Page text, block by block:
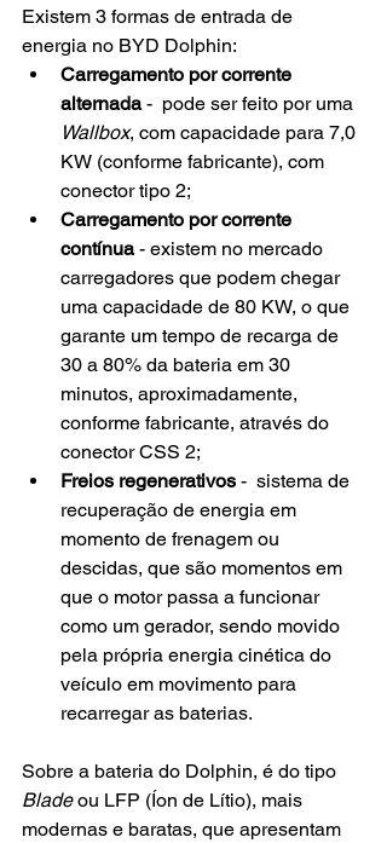
Existem 3 formas de entrada de
energia no BYD Dolphin:
Carregamento por corrente
alternada -  pode ser feito por uma
Wallbox, com capacidade para 7,0
KW (conforme fabricante), com
conector tipo 2;
Carregamento por corrente
contínua - existem no mercado
carregadores que podem chegar
uma capacidade de 80 KW, o que
garante um tempo de recarga de
30 a 80% da bateria em 30
minutos, aproximadamente,
conforme fabricante, através do
conector CSS 2;
Freios regenerativos -  sistema de
recuperação de energia em
momento de frenagem ou
descidas, que são momentos em
que o motor passa a funcionar
como um gerador, sendo movido
pela própria energia cinética do
veículo em movimento para
recarregar as baterias.
Sobre a bateria do Dolphin, é do tipo
Blade ou LFP (Íon de Lítio), mais
modernas e baratas, que apresentam